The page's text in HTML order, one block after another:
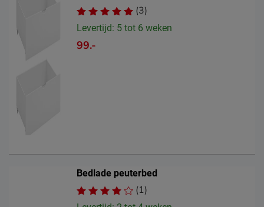
(3)
Levertijd: 5 tot 6 weken
99.-
Bedlade peuterbed
(1)